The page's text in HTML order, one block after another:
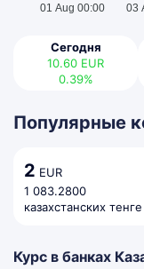
01 Aug 00:00 03
Сегодня
10.60 EUR
0.39%
Популярные
2 EUR
1 083.2800
казахстанских тенге
Курс в банках